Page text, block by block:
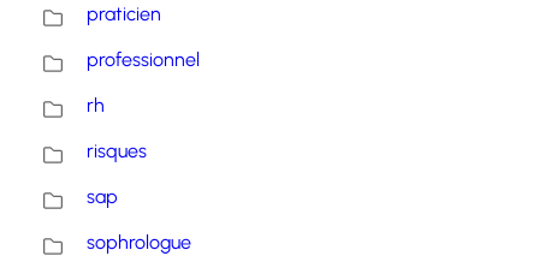
praticien
professionnel
rh
risques
sap
sophrologue